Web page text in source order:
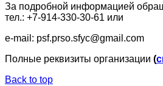
За подробной информацией
тел.: +7-914-330-30-61 или
e-mail: psf.prso.sfyc@gmail.com
Полные реквизиты организации (
Back to top